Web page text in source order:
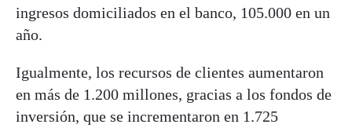
ingresos domiciliados en el banco, 105.000 en un
año.
Igualmente, los recursos de clientes aumentaron
en más de 1.200 millones, gracias a los fondos de
inversión, que se incrementaron en 1.725